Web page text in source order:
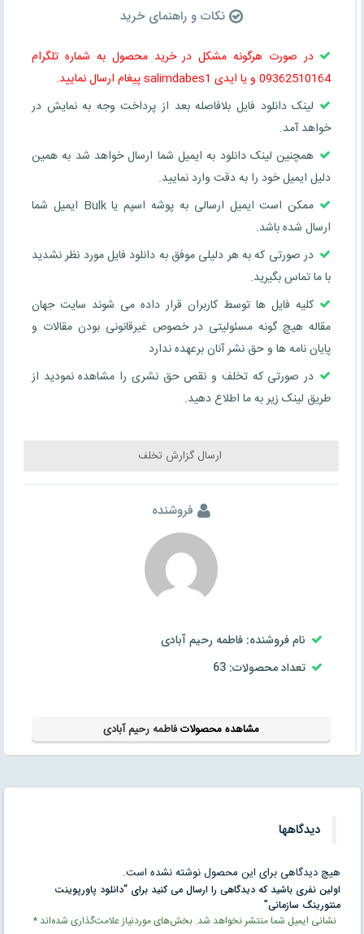
نکات و راهنمای خرید
در صورت هرگونه مشکل در خرید محصول به شماره تلگرام
09362510164 و یا ایدی salimdabes1 پیغام ارسال نمایید.
لینک دانلود فایل بلافاصله بعد از پرداخت وجه به نمایش در
خواهد آمد.
همچنین لینک دانلود به ایمیل شما ارسال خواهد شد به همین
دلیل ایمیل خود را به دقت وارد نمایید.
ممکن است ایمیل ارسالی به پوشه اسپم یا Bulk ایمیل شما
ارسال شده باشد.
در صورتی که به هر دلیلی موفق به دانلود فایل مورد نظر نشدید
با ما تماس بگیرید.
کلیه فایل ها توسط کاربران قرار داده می شوند سایت جهان
مقاله هیچ گونه مسئولیتی در خصوص غیرقانونی بودن مقالات و
پایان نامه ها و حق نشر آنان برعهده ندارد
در صورتی که تخلف و نقص حق نشری را مشاهده نمودید از
طریق لینک زیر به ما اطلاع دهید.
ارسال گزارش تخلف
فروشنده
نام فروشنده: فاطمه رحیم آبادی
تعداد محصولات: 63
مشاهده محصولاتفاطمه رحیم آبادی
دیدگاهها
هیچ دیدگاهی برای این محصول نوشته نشده است.
اولین نفری باشید که دیدگاهی را ارسال می کنید برای “دانلود پاورپوینت
منتورینگ سازمانی”
نشانی ایمیل شما منتشر نخواهد شد. بخش‌های موردنیاز علامت‌گذاری شده‌اند*